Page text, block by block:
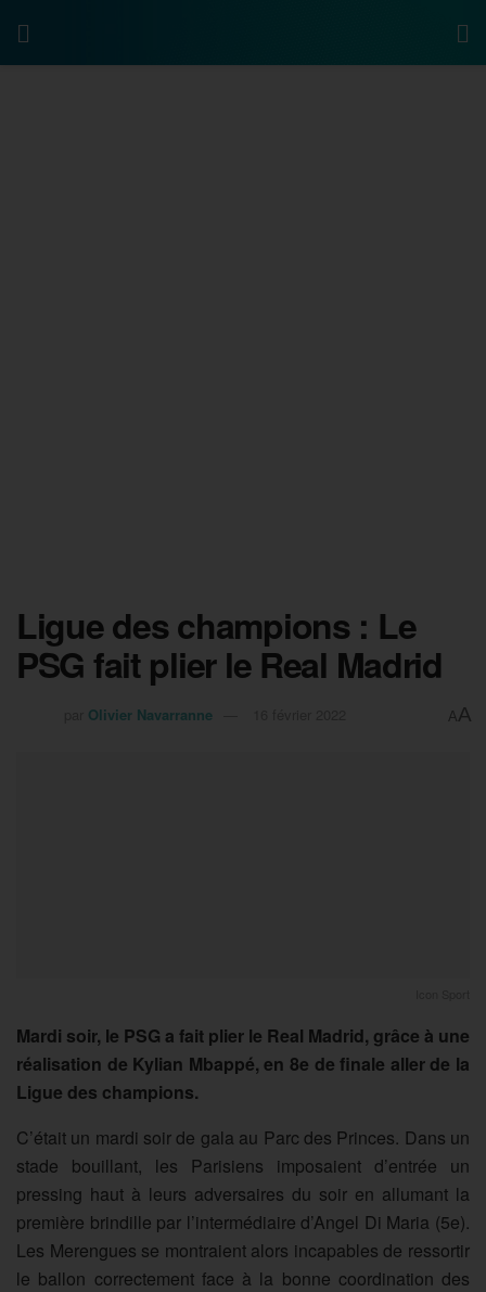
Ligue des champions : Le
PSG fait plier le Real Madrid
Olivier Navarranne AA
Mardi soir, le PSG a fait plier le Real Madrid, grâce à une
réalisation de Kylian Mbappé, en 8e de finale aller de la
Ligue des champions.
C’était un mardi soir de gala au Parc des Princes. Dans un
stade bouillant, les Parisiens imposaient d’entrée un
pressing haut à leurs adversaires du soir en allumant la
première brindille par l’intermédiaire d’Angel Di Maria (5e).
Les Merengues se montraient alors incapables de ressortir
le ballon correctement face à la bonne coordination des